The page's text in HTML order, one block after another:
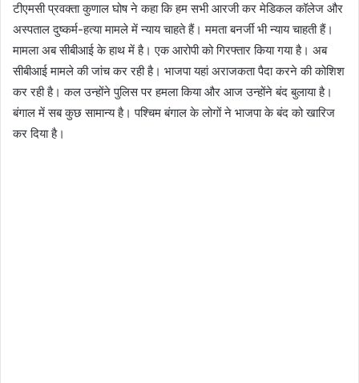
टीएमसी प्रवक्ता कुणाल घोष ने कहा कि हम सभी आरजी कर मेडिकल कॉलेज और
अस्पताल दुष्कर्म-हत्या मामले में न्याय चाहते हैं। ममता बनर्जी भी न्याय चाहती हैं।
मामला अब सीबीआई के हाथ में है। एक आरोपी को गिरफ्तार किया गया है। अब
सीबीआई मामले की जांच कर रही है। भाजपा यहां अराजकता पैदा करने की कोशिश
कर रही है। कल उन्होंने पुलिस पर हमला किया और आज उन्होंने बंद बुलाया है।
बंगाल में सब कुछ सामान्य है। पश्चिम बंगाल के लोगों ने भाजपा के बंद को खारिज
कर दिया है।